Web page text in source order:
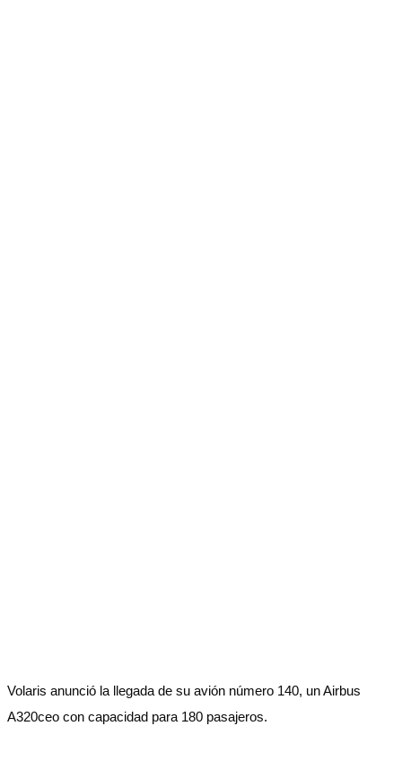
Volaris anunció la llegada de su avión número 140, un Airbus
A320ceo con capacidad para 180 pasajeros.